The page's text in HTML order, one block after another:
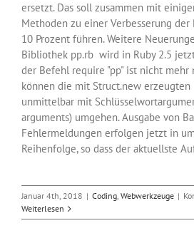
ersetzt. Das soll zusammen mit
Methoden zu einer Verbesserung der
10 Prozent führen. Weitere
Bibliothek pp.rb wird in Ruby 2.5
der Befehl require "pp" ist nicht mehr
können die mit Struct.new erzeugten
unmittelbar mit
arguments) umgehen. Ausgabe von
Fehlermeldungen erfolgen jetzt in
Reihenfolge, so dass der aktuellste
Januar 4th, 2018 | Coding, Webwerkzeuge |
Weiterlesen